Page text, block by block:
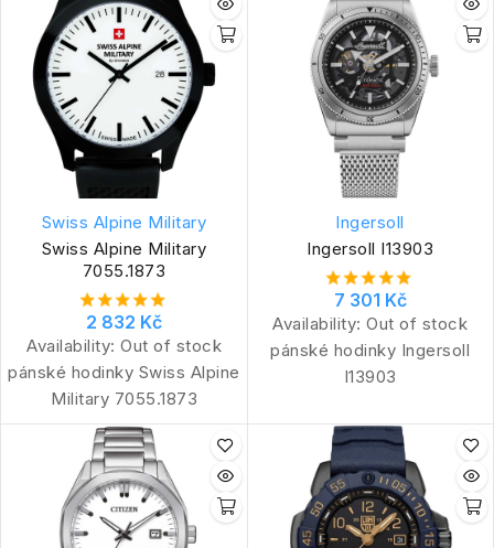
Swiss Alpine Military
Swiss Alpine Military
7055.1873
2 832 Kč
Availability: Out of stock
pánské hodinky Swiss Alpine
Military 7055.1873
Ingersoll
Ingersoll I13903
7 301 Kč
Availability: Out of stock
pánské hodinky Ingersoll
I13903